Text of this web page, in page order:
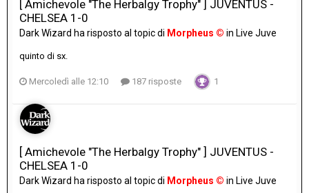
[ Amichevole "The Herbalgy Trophy" ] JUVENTUS -
CHELSEA 1-0
Dark Wizard ha risposto al topic di Morpheus © in Live Juve
quinto di sx.
Mercoledì alle 12:10 187 risposte 1
[ Amichevole "The Herbalgy Trophy" ] JUVENTUS -
CHELSEA 1-0
Dark Wizard ha risposto al topic di Morpheus © in Live Juve